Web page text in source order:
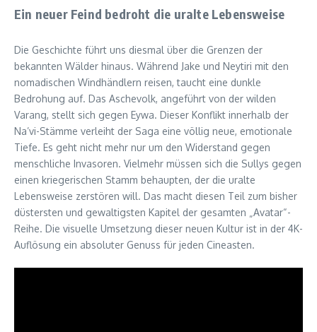
Ein neuer Feind bedroht die uralte Lebensweise
Die Geschichte führt uns diesmal über die Grenzen der
bekannten Wälder hinaus. Während Jake und Neytiri mit den
nomadischen Windhändlern reisen, taucht eine dunkle
Bedrohung auf. Das Aschevolk, angeführt von der wilden
Varang, stellt sich gegen Eywa. Dieser Konflikt innerhalb der
Na’vi-Stämme verleiht der Saga eine völlig neue, emotionale
Tiefe. Es geht nicht mehr nur um den Widerstand gegen
menschliche Invasoren. Vielmehr müssen sich die Sullys gegen
einen kriegerischen Stamm behaupten, der die uralte
Lebensweise zerstören will. Das macht diesen Teil zum bisher
düstersten und gewaltigsten Kapitel der gesamten „Avatar“-
Reihe. Die visuelle Umsetzung dieser neuen Kultur ist in der 4K-
Auflösung ein absoluter Genuss für jeden Cineasten.